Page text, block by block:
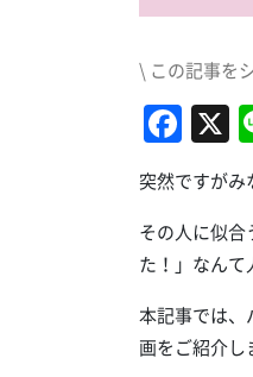
\ この記事を
X
突然ですがみ
その人に似
た！」なんて
本記事では、
画をご紹介し